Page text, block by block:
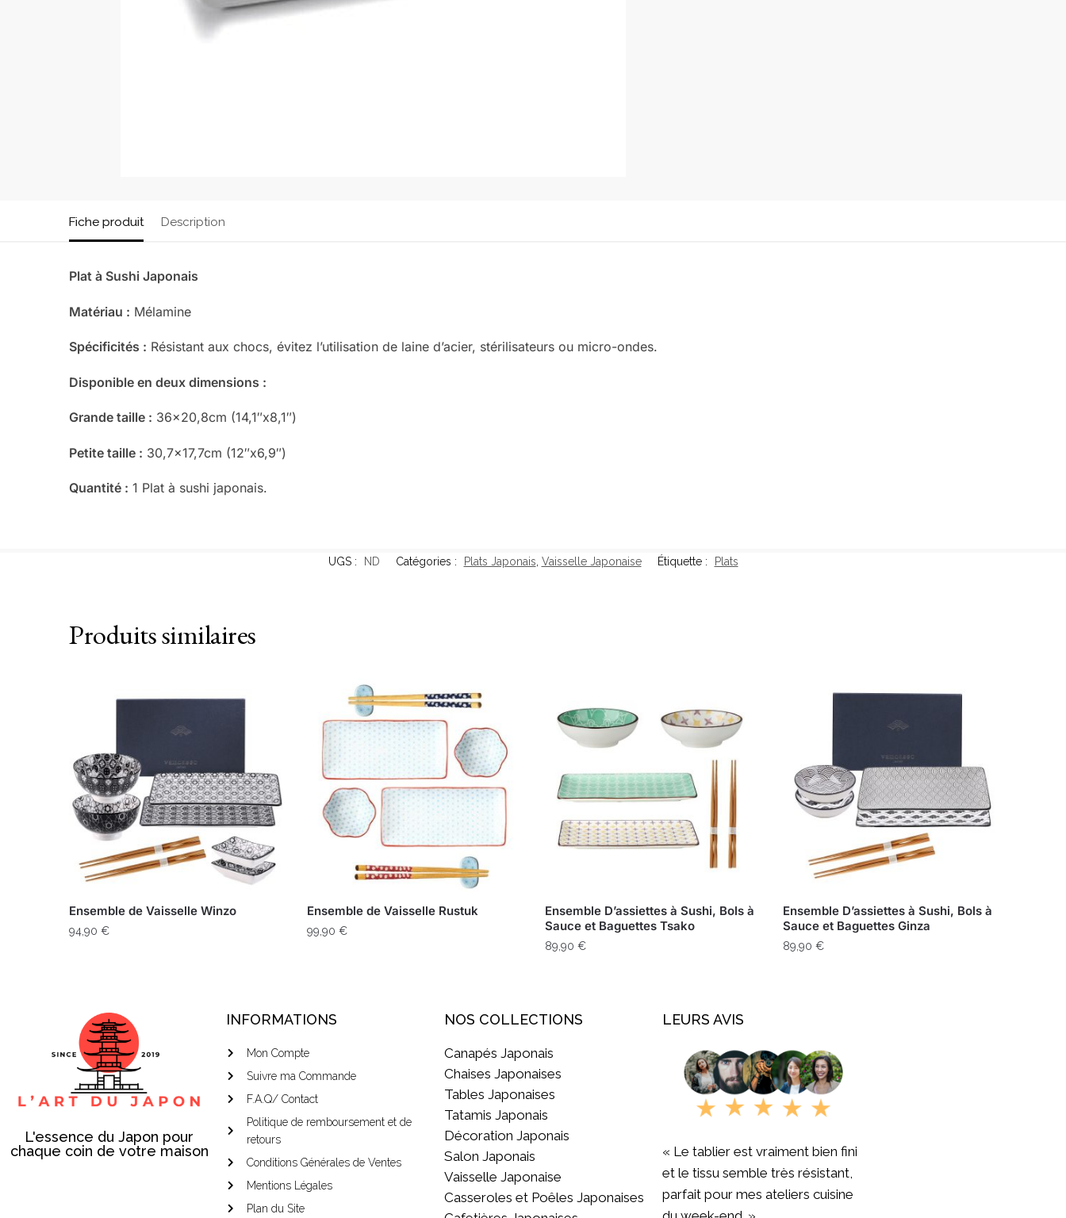
Fiche produit Description
Plat à Sushi Japonais
Matériau : Mélamine
Spécificités : Résistant aux chocs, évitez l’utilisation de laine d’acier, stérilisateurs ou micro-ondes.
Disponible en deux dimensions :
Grande taille : 36×20,8cm (14,1″x8,1″)
Petite taille : 30,7×17,7cm (12″x6,9″)
Quantité : 1 Plat à sushi japonais.
UGS : ND Catégories : Plats Japonais Vaisselle Japonaise Étiquette : Plats
Produits similaires
Ensemble de Vaisselle Winzo
94,90€
Ensemble de Vaisselle Rustuk
99,90€
Ensemble D’assiettes à Sushi, Bols à
Sauce et Baguettes Tsako
89,90 €
Ensemble D’assiettes à Sushi, Bols à
Sauce et Baguettes Ginza
89,90 €
L'essence du Japon pour
chaque coin de votre maison
INFORMATIONS
Mon Compte
Suivre ma Commande
F.A.Q/ Contact
Politique de remboursement et de
retours
Conditions Générales de Ventes
Mentions Légales
Plan du Site
NOS COLLECTIONS
Canapés Japonais
Chaises Japonaises
Tables Japonaises
Tatamis Japonais
Décoration Japonais
Salon Japonais
Vaisselle Japonaise
Casseroles et Poêles Japonaises
LEURS AVIS
« Le tablier est vraiment bien fini
et le tissu semble très résistant,
parfait pour mes ateliers cuisine